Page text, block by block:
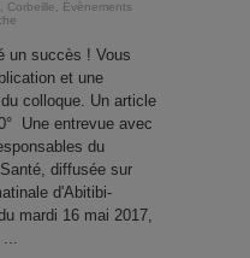
, Corbeille, Évènements
un succès ! Vous
et une
colloque. Un article
Une entrevue avec
du
diffusée sur
d'Abitibi-
mardi 16 mai 2017,
...